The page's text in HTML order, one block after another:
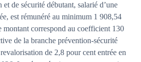
de sécurité débutant, salarié d’une
est rémunéré au minimum 1 908,54
montant correspond au coefficient 130
de la branche prévention-sécurité
de 2,8 pour cent entrée en